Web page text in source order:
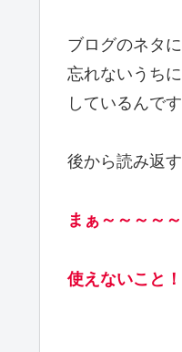
ブログのネタ
忘れないうち
しているんで
後から読み返す
まぁ～～～～
使えないこと